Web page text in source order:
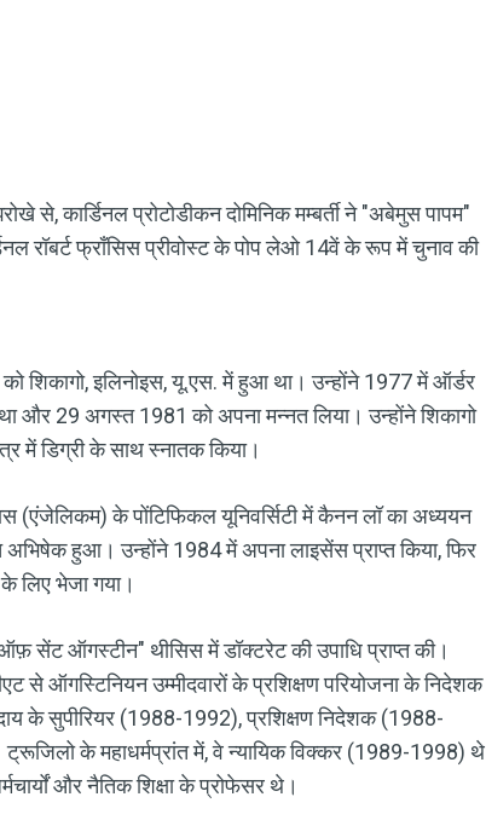
कार्डिनल प्रोटोडीकन दोमिनिक मम्बर्ती ने "अबेमुस पापम"
रॉबर्ट फ्राँसिस प्रीवोस्ट के पोप लेओ 14वें के रूप में चुनाव की
को शिकागो, इलिनोइस, यू.एस. में हुआ था। उन्होंने 1977 में ऑर्डर
29 अगस्त 1981 को अपना मन्नत लिया। उन्होंने शिकागो
में डिग्री के साथ स्नातक किया।
(एंजेलिकम) के पोंटिफिकल यूनिवर्सिटी में कैनन लॉ का अध्ययन
हुआ। उन्होंने 1984 में अपना लाइसेंस प्राप्त किया, फिर
लिए भेजा गया।
ऑगस्टीन" थीसिस में डॉक्टरेट की उपाधि प्राप्त की।
से ऑगस्टिनियन उम्मीदवारों के प्रशिक्षण परियोजना के निदेशक
के सुपीरियर (1988-1992), प्रशिक्षण निदेशक (1988-
के महाधर्मप्रांत में, वे न्यायिक विक्कर (1989-1998) थे
और नैतिक शिक्षा के प्रोफेसर थे।